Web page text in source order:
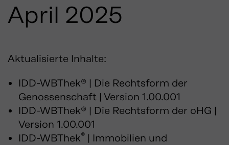
April 2025
Aktualisierte Inhalte:
IDD-WBThek® | Die Rechtsform der
Genossenschaft | Version 1.00.001
IDD-WBThek® | Die Rechtsform der oHG |
Version 1.00.001
IDD-WBThek® | Immobilien und